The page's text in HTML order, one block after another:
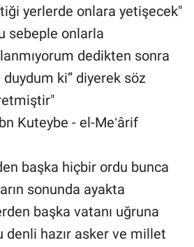
yerlerde onlara yetişecek"
sebeple onlarla
dedikten sonra
duydum ki” diyerek söz
Kuteybe - el-Meʻârif
başka hiçbir ordu bunca
sonunda ayakta
başka vatanı uğruna
denli hazır asker ve millet